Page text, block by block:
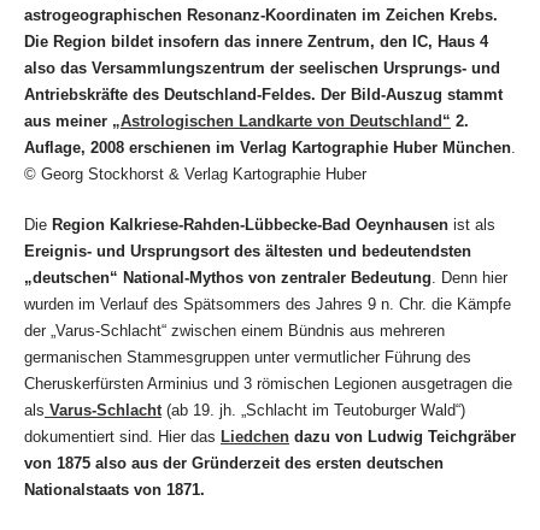
astrogeographischen Resonanz-Koordinaten im Zeichen Krebs.
Die Region bildet insofern das innere Zentrum, den IC, Haus 4
also das Versammlungszentrum der seelischen Ursprungs- und
Antriebskräfte des Deutschland-Feldes. Der Bild-Auszug stammt
aus meiner „Astrologischen Landkarte von Deutschland“ 2.
Auflage, 2008 erschienen im Verlag Kartographie Huber München.
© Georg Stockhorst & Verlag Kartographie Huber
Die Region Kalkriese-Rahden-Lübbecke-Bad Oeynhausen ist als
Ereignis- und Ursprungsort des ältesten und bedeutendsten
„deutschen“ National-Mythos von zentraler Bedeutung. Denn hier
wurden im Verlauf des Spätsommers des Jahres 9 n. Chr. die Kämpfe
der „Varus-Schlacht“ zwischen einem Bündnis aus mehreren
germanischen Stammesgruppen unter vermutlicher Führung des
Cheruskerfürsten Arminius und 3 römischen Legionen ausgetragen die
als Varus-Schlacht (ab 19. jh. „Schlacht im Teutoburger Wald“)
dokumentiert sind. Hier das Liedchen dazu von Ludwig Teichgräber
von 1875 also aus der Gründerzeit des ersten deutschen
Nationalstaats von 1871.